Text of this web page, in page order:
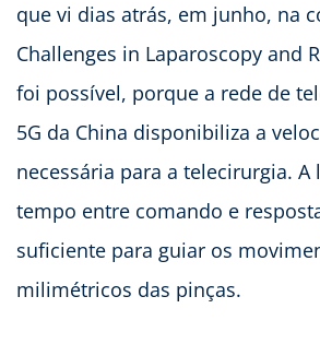
que vi dias atrás, em junho, na
Challenges in Laparoscopy and
foi possível, porque a rede de
5G da China disponibiliza a
necessária para a telecirurgia. A
tempo entre comando e
suficiente para guiar os
milimétricos das pinças.